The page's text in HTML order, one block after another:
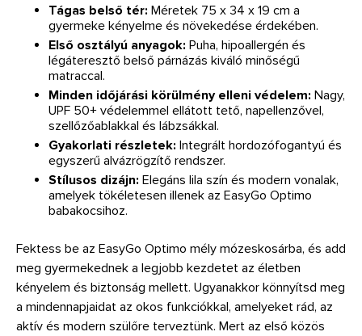
Tágas belső tér: Méretek 75 x 34 x 19 cm a
gyermeke kényelme és növekedése érdekében.
Első osztályú anyagok: Puha, hipoallergén és
légáteresztő belső párnázás kiváló minőségű
matraccal.
Minden időjárási körülmény elleni védelem: Nagy,
UPF 50+ védelemmel ellátott tető, napellenzővel,
szellőzőablakkal és lábzsákkal.
Gyakorlati részletek: Integrált hordozófogantyú és
egyszerű alvázrögzítő rendszer.
Stílusos dizájn: Elegáns lila szín és modern vonalak,
amelyek tökéletesen illenek az EasyGo Optimo
babakocsihoz.
Fektess be az EasyGo Optimo mély mózeskosárba, és add
meg gyermekednek a legjobb kezdetet az életben
kényelem és biztonság mellett. Ugyanakkor könnyítsd meg
a mindennapjaidat az okos funkciókkal, amelyeket rád, az
aktív és modern szülőre terveztünk. Mert az első közös